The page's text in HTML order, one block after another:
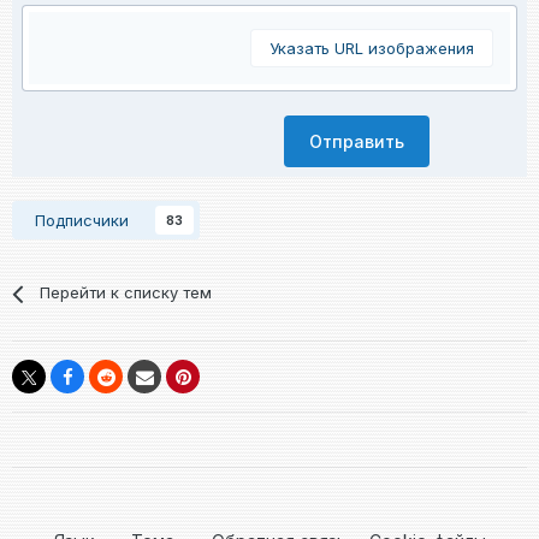
Указать URL изображения
Отправить
Подписчики 83
Перейти к списку тем